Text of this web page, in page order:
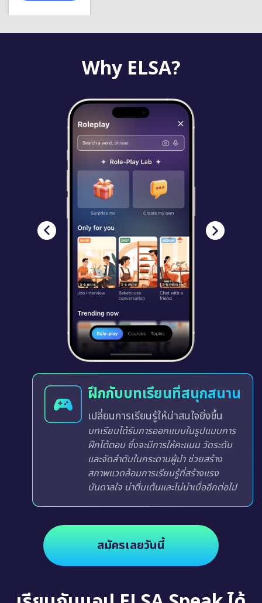
Why ELSA?
ฝึกกับบทเรียนที่สนุกสนาน
เปลี่ยนการเรียนรู้ให้น่าสนใจยิ่งขึ้น
บทเรียนได้รับการออกแบบในรูปแบบการ
ฝึกโต้ตอบ ซึ่งจะมีการให้คะแนน วัดระดับ
และจัดลำดับในกระดานผู้นำ ช่วยสร้าง
สภาพแวดล้อมการเรียนรู้ที่สร้างแรง
บันดาลใจ น่าตื่นเต้นและไม่น่าเบื่ออีกต่อไป
สมัครเลยวันนี้